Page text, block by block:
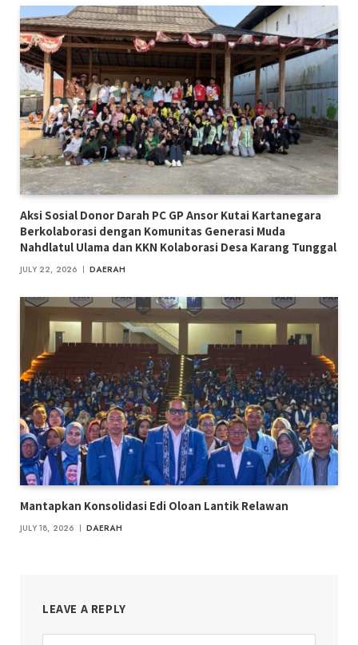
Aksi Sosial Donor Darah PC GP Ansor Kutai Kartanegara
Berkolaborasi dengan Komunitas Generasi Muda
Nahdlatul Ulama dan KKN Kolaborasi Desa Karang Tunggal
JULY 22, 2026 DAERAH
Mantapkan Konsolidasi Edi Oloan Lantik Relawan
JULY 18, 2026 DAERAH
LEAVE A REPLY